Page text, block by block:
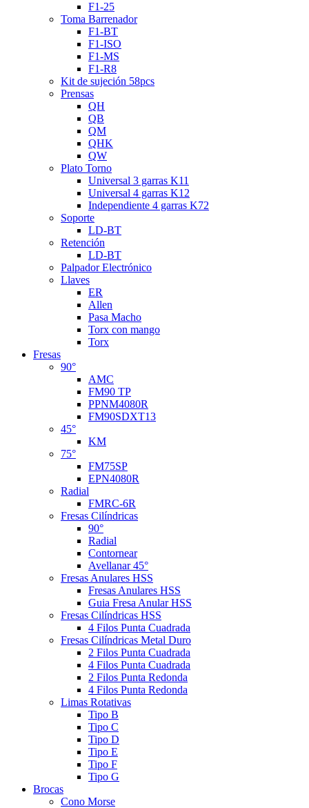
F1-25
Toma Barrenador
F1-BT
F1-ISO
F1-MS
F1-R8
Kit de sujeción 58pcs
Prensas
QH
QB
QM
QHK
QW
Plato Torno
Universal 3 garras K11
Universal 4 garras K12
Independiente 4 garras K72
Soporte
LD-BT
Retención
LD-BT
Palpador Electrónico
Llaves
ER
Allen
Pasa Macho
Torx con mango
Torx
Fresas
90°
AMC
FM90 TP
PPNM4080R
FM90SDXT13
45°
KM
75°
FM75SP
EPN4080R
Radial
FMRC-6R
Fresas Cilíndricas
90°
Radial
Contornear
Avellanar 45°
Fresas Anulares HSS
Fresas Anulares HSS
Guia Fresa Anular HSS
Fresas Cilíndricas HSS
4 Filos Punta Cuadrada
Fresas Cilíndricas Metal Duro
2 Filos Punta Cuadrada
4 Filos Punta Cuadrada
2 Filos Punta Redonda
4 Filos Punta Redonda
Limas Rotativas
Tipo B
Tipo C
Tipo D
Tipo E
Tipo F
Tipo G
Brocas
Cono Morse